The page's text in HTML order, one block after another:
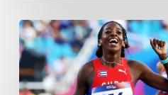
Gana
Cuba
otras
cinco